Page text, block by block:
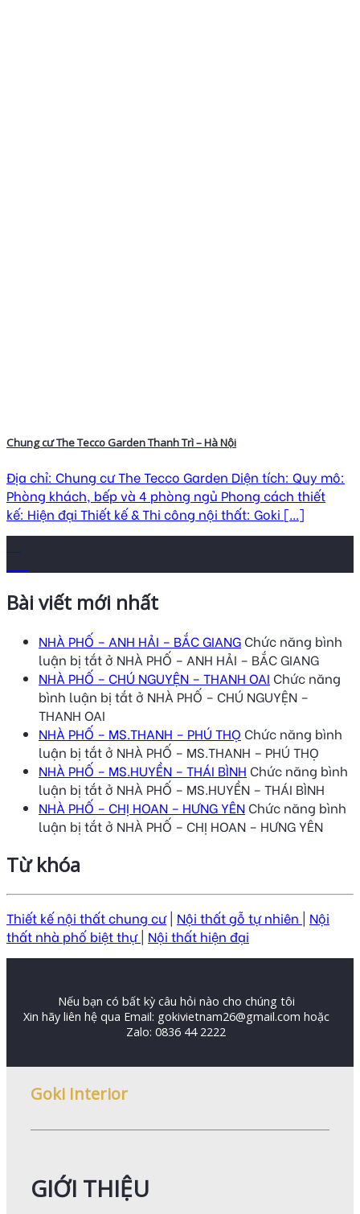
Chung cư The Tecco Garden Thanh Trì – Hà Nội
Địa chỉ: Chung cư The Tecco Garden Diện tích: Quy mô:
Phòng khách, bếp và 4 phòng ngủ Phong cách thiết
kế: Hiện đại Thiết kế & Thi công nội thất: Goki [...]
Bài viết mới nhất
NHÀ PHỐ – ANH HẢI – BẮC GIANG Chức năng bình
luận bị tắtở NHÀ PHỐ – ANH HẢI – BẮC GIANG
NHÀ PHỐ – CHÚ NGUYỆN – THANH OAI Chức năng
bình luận bị tắtở NHÀ PHỐ – CHÚ NGUYỆN –
THANH OAI
NHÀ PHỐ – MS.THANH – PHÚ THỌ Chức năng bình
luận bị tắtở NHÀ PHỐ – MS.THANH – PHÚ THỌ
NHÀ PHỐ – MS.HUYỀN – THÁI BÌNH Chức năng bình
luận bị tắtở NHÀ PHỐ – MS.HUYỀN – THÁI BÌNH
NHÀ PHỐ – CHỊ HOAN – HƯNG YÊN Chức năng bình
luận bị tắtở NHÀ PHỐ – CHỊ HOAN – HƯNG YÊN
Từ khóa
Thiết kế nội thất chung cư| Nội thất gỗ tự nhiên | Nội
thất nhà phố biệt thự| Nội thất hiện đại
Nếu bạn có bất kỳ câu hỏi nào cho chúng tôi
Xin hãy liên hệ qua Email: gokivietnam26@gmail.com hoặc
Zalo: 0836 44 2222
Goki Interior
GIỚI THIỆU